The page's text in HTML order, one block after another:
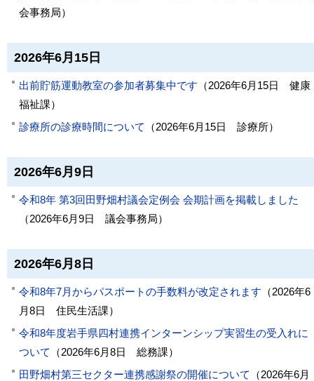
会事務局）
2026年6月15日
出前貯筋運動教室の参加者募集中です （2026年6月15日
健康
福祉課）
診療所の診療時間について
（2026年6月15日 診療所）
2026年6月9日
令和8年 第3回田野畑村議会定例会 会期計画を掲載しました
（2026年6月9日 議会事務局）
2026年6月8日
令和8年7月からパスポートの手数料が改定されます （2026年6
月8日
住民生活課）
令和8年度岩手県四村連携インターンシップ実習生の受入れに
ついて
（2026年6月8日 総務課）
田野畑村第三セクター連携感謝祭の開催について
（2026年6月